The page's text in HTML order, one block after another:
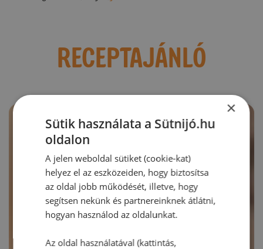
RECEPTAJÁNLÓ
×
Sütik használata a Sütnijó.hu
oldalon
A jelen weboldal sütiket (cookie-kat)
helyez el az eszközeiden, hogy biztosítsa
az oldal jobb működését, illetve, hogy
segítsen nekünk és partnereinknek átlátni,
hogyan használod az oldalunkat.
Az oldal használatával (kattintás,